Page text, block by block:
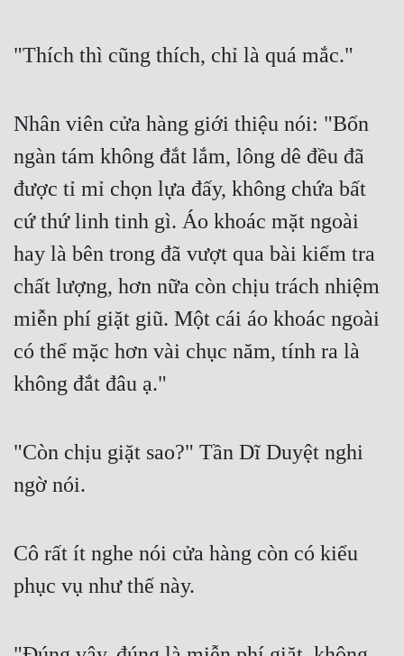
"Thích thì cũng thích, chỉ là quá mắc."
Nhân viên cửa hàng giới thiệu nói: "Bốn
ngàn tám không đắt lắm, lông dê đều đã
được tỉ mỉ chọn lựa đấy, không chứa bất
cứ thứ linh tinh gì. Áo khoác mặt ngoài
hay là bên trong đã vượt qua bài kiểm tra
chất lượng, hơn nữa còn chịu trách nhiệm
miễn phí giặt giũ. Một cái áo khoác ngoài
có thể mặc hơn vài chục năm, tính ra là
không đắt đâu ạ."
"Còn chịu giặt sao?" Tần Dĩ Duyệt nghi
ngờ nói.
Cô rất ít nghe nói cửa hàng còn có kiểu
phục vụ như thế này.